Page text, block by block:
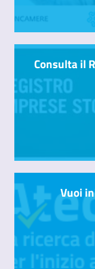
Consulta il
Vuoi